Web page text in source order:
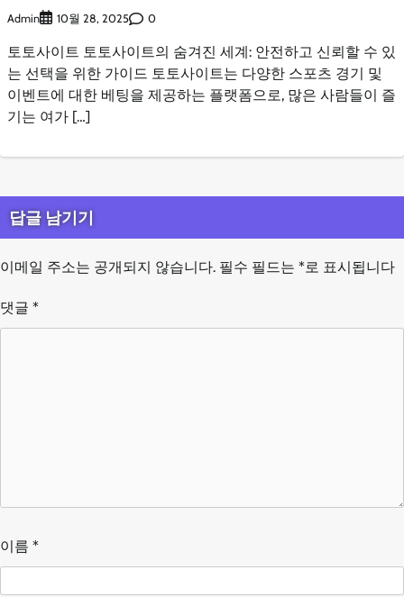
Admin 10월 28, 2025 0
토토사이트 토토사이트의 숨겨진 세계: 안전하고 신뢰할 수 있
는 선택을 위한 가이드 토토사이트는 다양한 스포츠 경기 및
이벤트에 대한 베팅을 제공하는 플랫폼으로, 많은 사람들이 즐
기는 여가 […]
답글 남기기
이메일 주소는 공개되지 않습니다. 필수 필드는 *로 표시됩니다
댓글 *
이름 *